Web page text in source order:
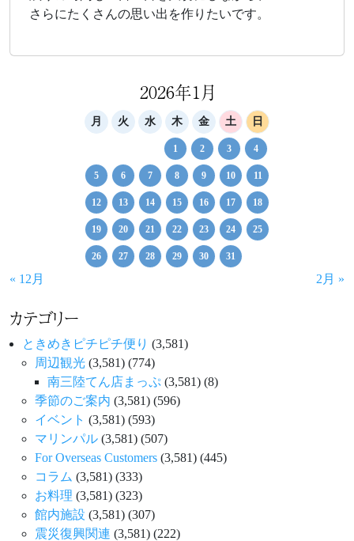
さらにたくさんの思い出を作りたいです。
2026年1月
月 火 水 木 金 土 日
1 2 3 4
5 6 7 8 9 10 11
12 13 14 15 16 17 18
19 20 21 22 23 24 25
26 27 28 29 30 31
« 12月 2月 »
カテゴリー
ときめきピチピチ便り (3,581)
周辺観光 (3,581) (774)
南三陸てん店まっぷ (3,581) (8)
季節のご案内 (3,581) (596)
イベント (3,581) (593)
マリンパル (3,581) (507)
For Overseas Customers (3,581) (445)
コラム (3,581) (333)
お料理 (3,581) (323)
館内施設 (3,581) (307)
震災復興関連 (3,581) (222)